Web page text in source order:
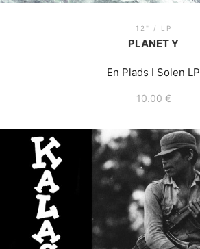
12" / LP
PLANET Y
En Plads I Solen LP
10.00 €